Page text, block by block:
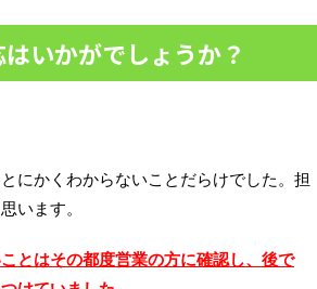
いかがでしょうか？
にかくわからないことだらけでした。担
います。
とはその都度営業の方に確認し、後で